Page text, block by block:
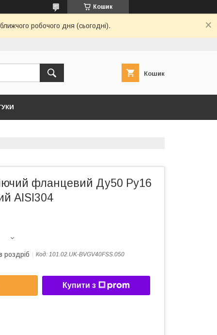
Кошик
робочого дня (сьогодні).
Кошик
фланцевий Ду50 Ру16
AISI304
роздріб Код: 101.02.UK-BVGV40FSS.050
Купити з